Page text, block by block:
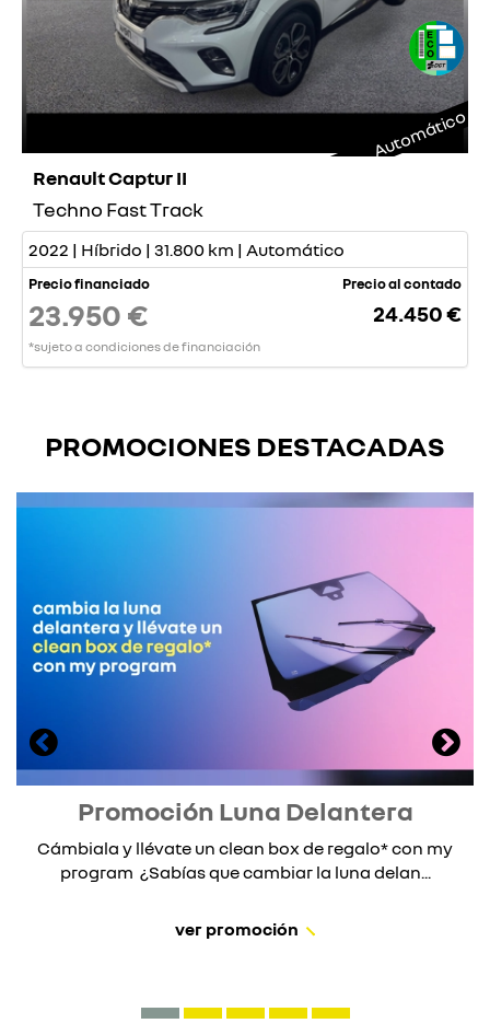
Automático
Renault Captur II
Techno Fast Track
2022 | Híbrido | 31.800 km | Automático
Precio financiado
23.950 €
*sujeto a condiciones de financiación
Precio al contado
24.450 €
PROMOCIONES DESTACADAS
Promoción Luna Delantera
Cámbiala y llévate un clean box de regalo* con my
program ¿Sabías que cambiar la luna delan...
ver promoción